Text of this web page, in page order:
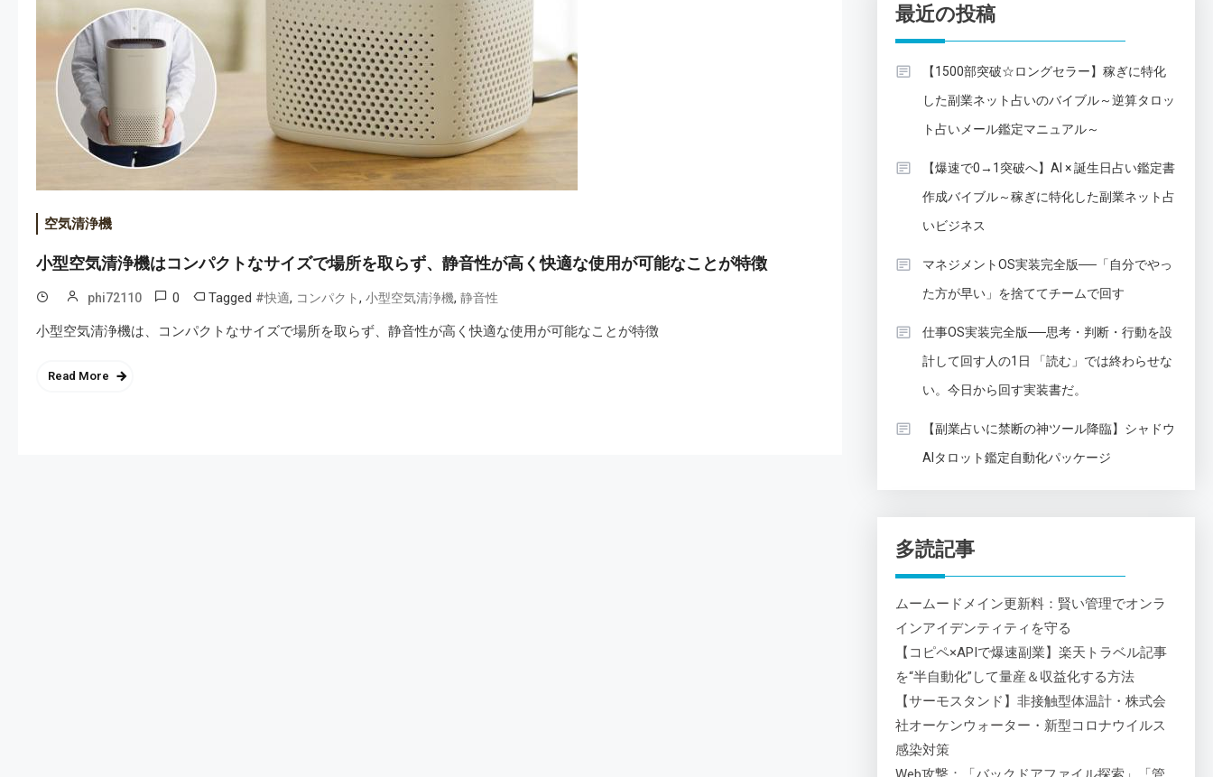
空気清浄機
小型空気清浄機はコンパクトなサイズで場所を取らず、静音性が高く快適な使用が可能なことが特徴
phi72110 0 Tagged #快適, コンパクト, 小型空気清浄機, 静音性
小型空気清浄機は、コンパクトなサイズで場所を取らず、静音性が高く快適な使用が可能なことが特徴
Read More
最近の投稿
【1500部突破☆ロングセラー】稼ぎに特化
した副業ネット占いのバイブル～逆算タロッ
ト占いメール鑑定マニュアル～
【爆速で0→1突破へ】AI × 誕生日占い鑑定書
作成バイブル～稼ぎに特化した副業ネット占
いビジネス
マネジメントOS実装完全版──「自分でやっ
た方が早い」を捨ててチームで回す
仕事OS実装完全版──思考・判断・行動を設
計して回す人の1日 「読む」では終わらせな
い。今日から回す実装書だ。
【副業占いに禁断の神ツール降臨】シャドウ
AIタロット鑑定自動化パッケージ
多読記事
ムームードメイン更新料：賢い管理でオンラ
インアイデンティティを守る
【コピペ×APIで爆速副業】楽天トラベル記事
を“半自動化”して量産＆収益化する方法
【サーモスタンド】非接触型体温計・株式会
社オーケンウォーター・新型コロナウイルス
感染対策